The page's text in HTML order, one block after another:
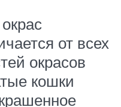
от всех
окрасов
кошки